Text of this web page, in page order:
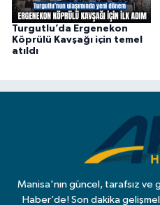
Turgutlu’da Ergenekon
Köprülü Kavşağı için temel
atıldı
Manisa'nın güncel, tarafsız
Haber’de! Son dakika